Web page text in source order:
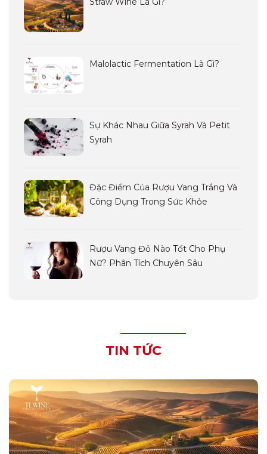
Malolactic Fermentation Là Gì?
Sự Khác Nhau Giữa Syrah Và Petit
Syrah
Đặc Điểm Của Rượu Vang Trắng Và
Công Dụng Trong Sức Khỏe
Rượu Vang Đỏ Nào Tốt Cho Phụ
Nữ? Phân Tích Chuyên Sâu
TIN TỨC